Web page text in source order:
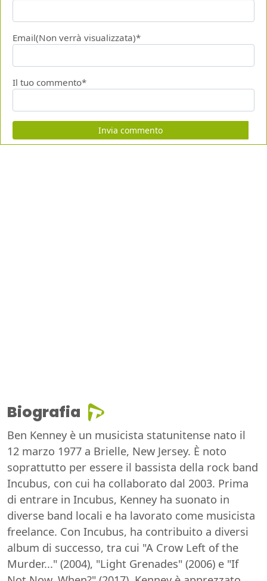
Email(Non verrà visualizzata)*
Il tuo commento*
Invia commento
Biografia
Ben Kenney è un musicista statunitense nato il
12 marzo 1977 a Brielle, New Jersey. È noto
soprattutto per essere il bassista della rock band
Incubus, con cui ha collaborato dal 2003. Prima
di entrare in Incubus, Kenney ha suonato in
diverse band locali e ha lavorato come musicista
freelance. Con Incubus, ha contribuito a diversi
album di successo, tra cui "A Crow Left of the
Murder..." (2004), "Light Grenades" (2006) e "If